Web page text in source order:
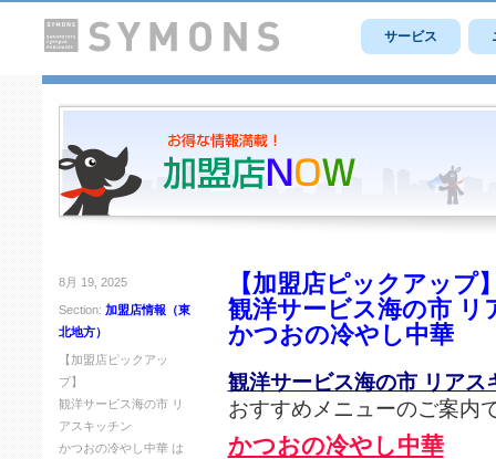
サービス
8月 19, 2025
Section: 加盟店情報（東
北地方）
【加盟店ピックアッ
プ】
観洋サービス海の市 リ
アスキッチン
かつおの冷やし中華 は
【加盟店ピックアップ
観洋サービス海の市 リ
かつおの冷やし中華
観洋サービス海の市 リアス
おすすめメニューのご案内
かつおの冷やし中華